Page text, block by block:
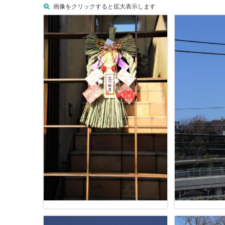
画像をクリックすると拡大表示します